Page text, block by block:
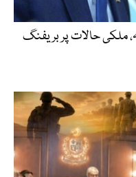
ملکی حالات پر بریفنگ